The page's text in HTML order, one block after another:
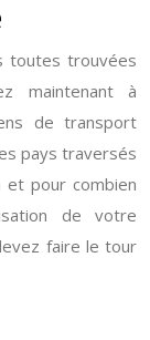
toutes trouvées
maintenant à
de transport
pays traversés
et pour combien
de votre
faire le tour